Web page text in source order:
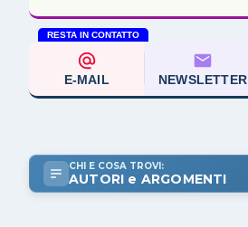
RESTA IN CONTATTO
E-MAIL NEWSLETTER
CHI E COSA TROVI:
AUTORI e ARGOMENTI